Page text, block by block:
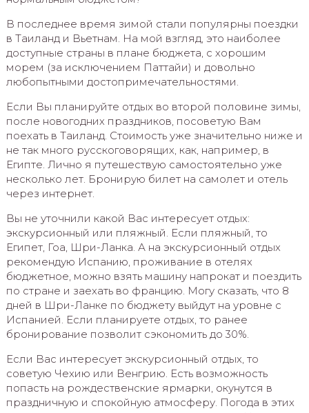
В последнее время зимой стали популярны поездки
в Таиланд и Вьетнам. На мой взгляд, это наиболее
доступные страны в плане бюджета, с хорошим
морем (за исключением Паттайи) и довольно
любопытными достопримечательностями.
Если Вы планируйте отдых во второй половине зимы,
после новогодних праздников, посоветую Вам
поехать в Таиланд. Стоимость уже значительно ниже и
не так много русскоговорящих, как, например, в
Египте. Лично я путешествую самостоятельно уже
несколько лет. Бронирую билет на самолет и отель
через интернет.
Вы не уточнили какой Вас интересует отдых:
экскурсионный или пляжный. Если пляжный, то
Египет, Гоа, Шри-Ланка. А на экскурсионный отдых
рекомендую Испанию, проживание в отелях
бюджетное, можно взять машину напрокат и поездить
по стране и заехать во францию. Могу сказать, что 8
дней в Шри-Ланке по бюджету выйдут на уровне с
Испанией. Если планируете отдых, то ранее
бронирование позволит сэкономить до 30%.
Если Вас интересует экскурсионный отдых, то
советую Чехию или Венгрию. Есть возможность
попасть на рождественские ярмарки, окунутся в
праздничную и спокойную атмосферу. Погода в этих